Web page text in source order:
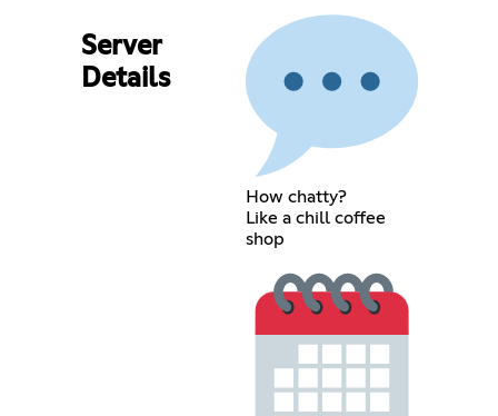
Server
Details
How chatty?
Like a chill coffee
shop